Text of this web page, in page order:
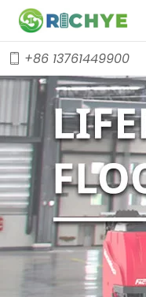
+86 13761449900